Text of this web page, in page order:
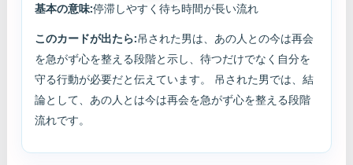
基本の意味:停滞しやすく待ち時間が長い流れ
このカードが出たら:吊された男は、あの人との今は再会
を急がず心を整える段階と示し、待つだけでなく自分を
守る行動が必要だと伝えています。 吊された男では、結
論として、あの人とは今は再会を急がず心を整える段階
流れです。